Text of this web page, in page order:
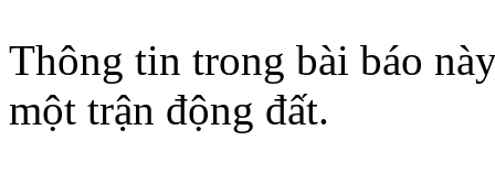
Thông tin trong bài báo
một trận động đất.